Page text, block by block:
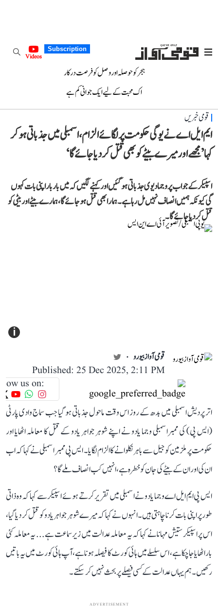
Subscription
Videos
ہجر کو حوصلہ اور وصل کو فرصت درکار
اک محبت کے لیے ایک جوانی کم ہے
قومی خبریں
ایم ایل اے نے یوگی حکومت پر لگائے الزام، اسمبلی میں جذباتی ہوکر
کہا ’مجھےاور میرے بیٹے کو بھی قتل کر دیا جائے گا‘
اسپیکر کے جواب پر وجما دیوی جذباتی ہو گئیں اور کہنے لگیں کہ میں بار بار اپنی بات کہوں
گی کیونکہ ہمیں انصاف نہیں مل رہا ہے۔ ہمارا بھی قتل ہو جائے گا، ہمارے بیٹے اور بیٹی کو
قتل کر دیا جائے گا۔
i
قومی آواز بیورو
Published: 25 Dec 2025, 2:11 PM
us on:
اتر پردیش اسمبلی میں بدھ کے روز اس وقت ماحول جذباتی ہو گیا جب سماج وادی پارٹی
(ایس پی) کی ممبراسمبلی وجما یادو نے اپنے شوہر جواہر یادو کے قتل کا معاملہ اٹھایا اور
حکومت پر ملزمین کو جیل سے باہر نکلوانے کا الزام لگایا۔ ایس پی ممبر اسمبلی نے کہا کہ اب
ان کی اور ان کے بیٹے کی جان کو خطرہ ہے، انہیں کب انصاف ملے گا؟
ایس پی ایم ایل اے وجما یادو نے اسمبلی میں تقریر کرتے ہوئے اسپیکر سے کہا کہ وہ ذاتی
طور پراپنی بات کرنا چاہتی ہیں۔ انہوں نے کہا کہ میرے شوہر جواہر یادو کو قتل کر دیا گیا،
اس پر اسپیکر ستیش مہانا نے کہا کہ یہ معاملہ عدالت میں زیر سماعت ہے... یہ معاملہ کئی
باراٹھایا جا چکا ہے، اس سلسلے میں ہائی کورٹ کا فیصلہ ہونا ہے، آپ ہائی کورٹ میں یہ باتیں
رکھیں۔ ہم یہاں عدالت کے کسی فیصلے پر بحث نہیں کر سکتے۔
ADVERTISEMENT